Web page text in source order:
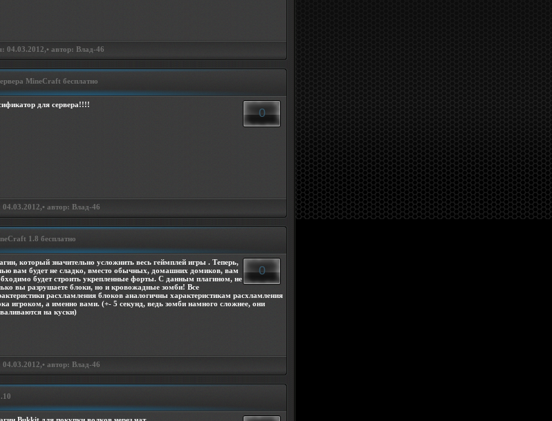
04.03.2012,• автор: Влад-46
MineCraft бесплатно
0
для сервера!!!!
автор: Влад-46
1.8 бесплатно
0
который значительно усложнить весь геймплей игры . Теперь,
вам будет не сладко, вместо обычных, домашних домиков, вам
будет строить укрепленные форты. С данным плагином, не
вы разрушаете блоки, но и кровожадные зомби! Все
расхламления блоков аналогичны характеристикам расхламления
игроком, а именно вами. (+- 5 секунд, ведь зомби намного сложнее, они
на куски)
автор: Влад-46